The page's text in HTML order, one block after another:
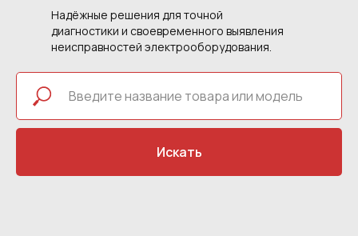
Надёжные решения для точной
диагностики и своевременного выявления
неисправностей электрооборудования.
Искать